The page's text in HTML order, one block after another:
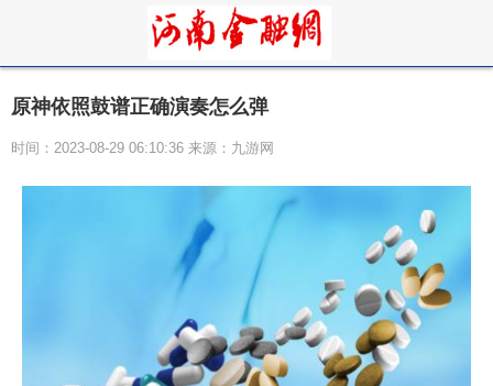
原神依照鼓谱正确演奏怎么弹
时间：2023-08-29 06:10:36 来源：九游网